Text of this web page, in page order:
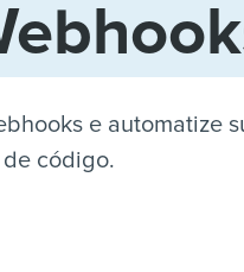
e automatize
código.